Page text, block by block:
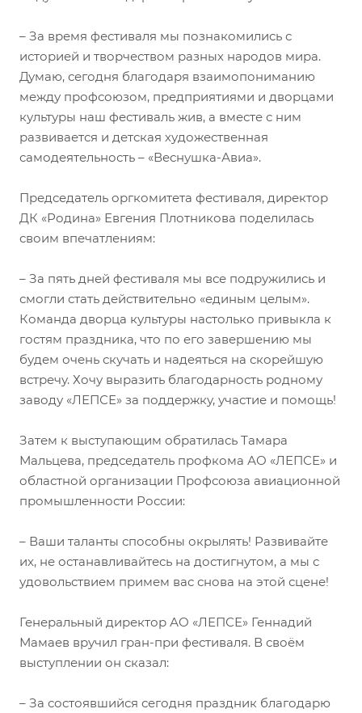
– За время фестиваля мы познакомились с
историей и творчеством разных народов мира.
Думаю, сегодня благодаря взаимопониманию
между профсоюзом, предприятиями и дворцами
культуры наш фестиваль жив, а вместе с ним
развивается и детская художественная
самодеятельность – «Веснушка-Авиа».
Председатель оргкомитета фестиваля, директор
ДК «Родина» Евгения Плотникова поделилась
своим впечатлениям:
– За пять дней фестиваля мы все подружились и
смогли стать действительно «единым целым».
Команда дворца культуры настолько привыкла к
гостям праздника, что по его завершению мы
будем очень скучать и надеяться на скорейшую
встречу. Хочу выразить благодарность родному
заводу «ЛЕПСЕ» за поддержку, участие и помощь!
Затем к выступающим обратилась Тамара
Мальцева, председатель профкома АО «ЛЕПСЕ» и
областной организации Профсоюза авиационной
промышленности России:
– Ваши таланты способны окрылять! Развивайте
их, не останавливайтесь на достигнутом, а мы с
удовольствием примем вас снова на этой сцене!
Генеральный директор АО «ЛЕПСЕ» Геннадий
Мамаев вручил гран-при фестиваля. В своём
выступлении он сказал:
– За состоявшийся сегодня праздник благодарю